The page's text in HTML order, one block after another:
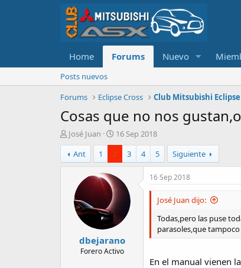
Home Forums Nuevo
Posts nuevos
Forums
Eclipse Cross Club Mitsubishi Eclipse
Cosas que no nos
A
u
t
o
José Juan
F
e
c
h
a
e
i
n
i
c
i
16 Sep 2018
Ant
1 2 3 4 5 Siguiente
dbejarano
Forero Activo
16 Sep 2018
José Juan dijo:
Todas,pero las puse
parasoles,que
En el manual vienen